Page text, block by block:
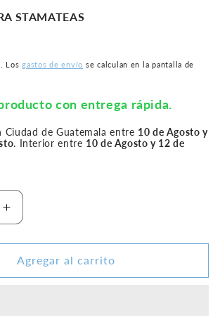
STAMATEAS
Losgastos de envío se calculan en la pantalla de
con entrega rápida.
Ciudad de Guatemala entre 10 de Agosto y
. Interior entre 10 de Agosto y 12 de
Aumentar
cantidad
para
Buscadora
Espiritual
Agregar al carrito